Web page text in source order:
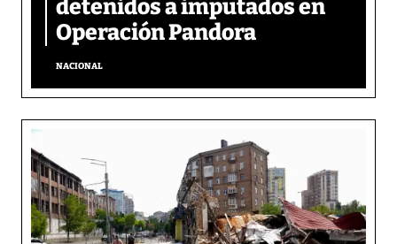
detenidos a imputados en
Operación Pandora
NACIONAL